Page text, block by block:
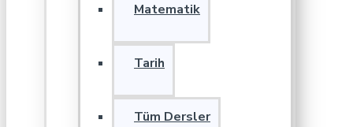
Matematik
Tarih
Tüm Dersler